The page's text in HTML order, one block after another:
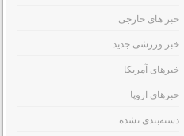
خبر های خارجی
خبر ورزشی جدید
خبرهای آمریکا
خبرهای اروپا
دسته‌بندی نشده